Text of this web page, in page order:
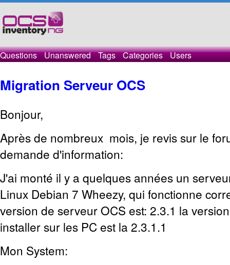
Questions Unanswered Tags Categories Users
Migration Serveur OCS
Bonjour,
Après de nombreux mois, je revis sur le
demande d'information:
J'ai monté il y a quelques années un
Linux Debian 7 Wheezy, qui fonctionne
version de serveur OCS est: 2.3.1 la
installer sur les PC est la 2.3.1.1
Mon System: